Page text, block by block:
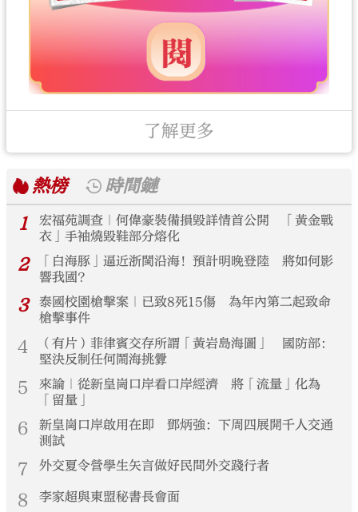
了解更多
熱榜
時間鏈
1
宏福苑調查｜何偉豪裝備損毀詳情首公開 「黃金戰
衣」手袖燒毀鞋部分熔化
2
「白海豚」逼近浙閩沿海！預計明晚登陸 將如何影
響我國？
3
泰國校園槍擊案｜已致8死15傷 為年內第二起致命
槍擊事件
4
（有片）菲律賓交存所謂「黃岩島海圖」 國防部：
堅決反制任何鬧海挑釁
5
來論｜從新皇崗口岸看口岸經濟 將「流量」化為
「留量」
6
新皇崗口岸啟用在即 鄧炳強：下周四展開千人交通
測試
7 外交夏令營學生矢言做好民間外交踐行者
8 李家超與東盟秘書長會面